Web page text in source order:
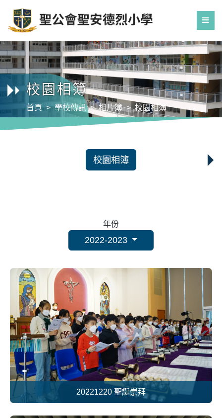
校園相簿
首頁 學校傳訊 相片簿 校園相簿
校園相簿
年份
2022-2023
20221220 聖誕崇拜